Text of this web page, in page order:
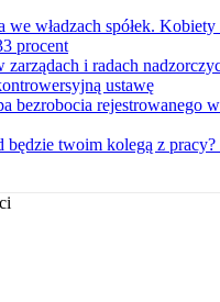
we władzach spółek.
procent
zarządach i radach
ustawę
bezrobocia rejestrowanego w
będzie twoim kolegą z pracy?